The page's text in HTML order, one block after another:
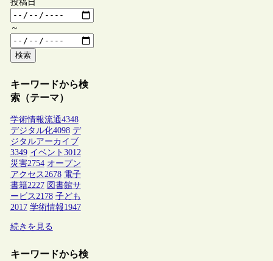
投稿日
～
検索
キーワードから検
索（テーマ）
学術情報流通4348
デジタル化4098 デ
ジタルアーカイブ
3349 イベント 3012
災害2754 オープン
アクセス2678 電子
書籍2227 図書館サ
ービス2178 子ども
2017 学術情報1947
続きを見る
キーワードから検